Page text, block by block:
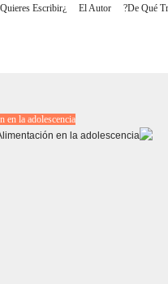
El Autor
¿Quieres Escribir?
en la adolescencia